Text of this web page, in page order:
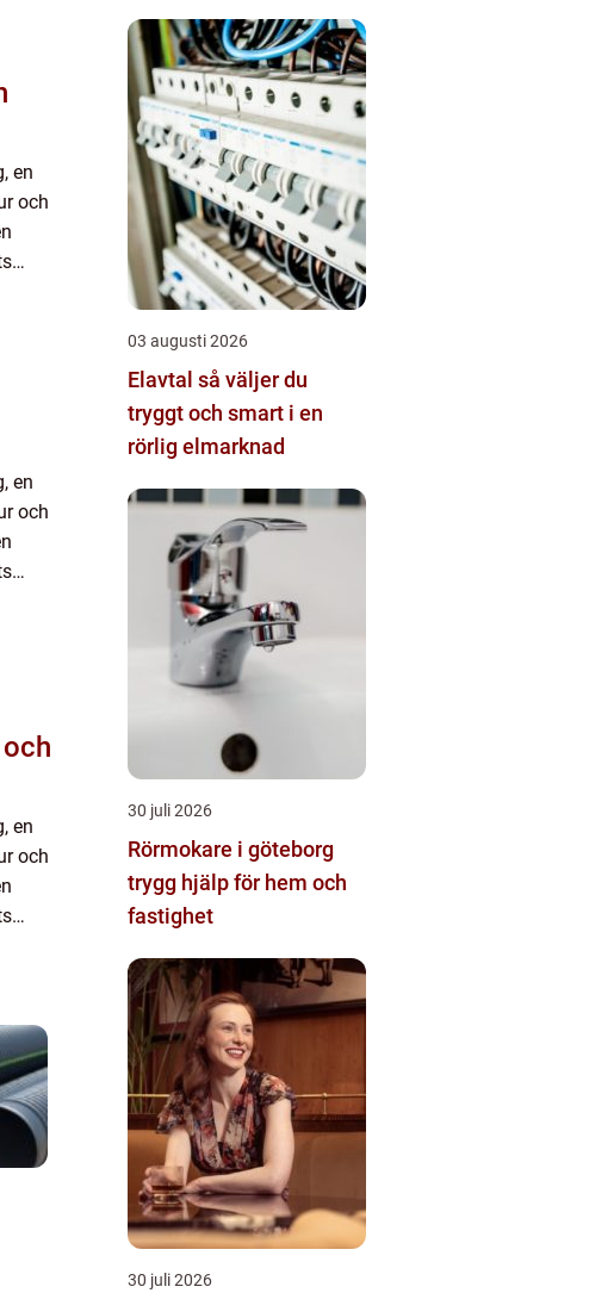
en
och
en
och
en
och
03 augusti 2026
Elavtal så väljer du
tryggt och smart i en
rörlig elmarknad
30 juli 2026
Rörmokare i göteborg
trygg hjälp för hem och
fastighet
30 juli 2026